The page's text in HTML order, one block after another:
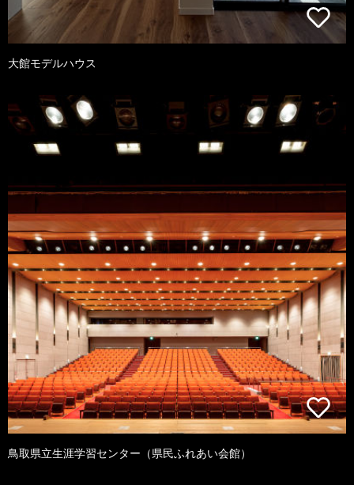
大館モデルハウス
鳥取県立生涯学習センター（県民ふれあい会館）